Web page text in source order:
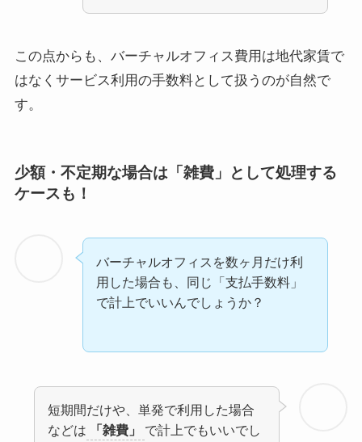
この点からも、バーチャルオフィス費用は地代家賃で
はなくサービス利用の手数料として扱うのが自然で
す。
少額・不定期な場合は「雑費」として処理する
ケースも！
バーチャルオフィスを数ヶ月だけ利
用した場合も、同じ「支払手数料」
で計上でいいんでしょうか？
短期間だけや、単発で利用した場合
などは
「雑費」
で計上でもいいでし